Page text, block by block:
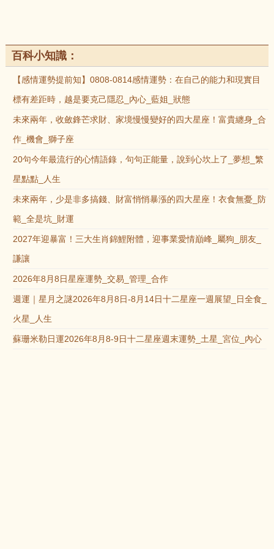
百科小知識：
【感情運勢提前知】0808-0814感情運勢：在自己的能力和現實目
標有差距時，越是要克己隱忍_內心_藍姐_狀態
未來兩年，收斂鋒芒求財、家境慢慢變好的四大星座！富貴纏身_合
作_機會_獅子座
20句今年最流行的心情語錄，句句正能量，說到心坎上了_夢想_繁
星點點_人生
未來兩年，少是非多搞錢、財富悄悄暴漲的四大星座！衣食無憂_防
範_全是坑_財運
2027年迎暴富！三大生肖錦鯉附體，迎事業愛情巔峰_屬狗_朋友_
謙讓
2026年8月8日星座運勢_交易_管理_合作
週運｜星月之謎2026年8月8日-8月14日十二星座一週展望_日全食_
火星_人生
蘇珊米勒日運2026年8月8-9日十二星座週末運勢_土星_宮位_內心